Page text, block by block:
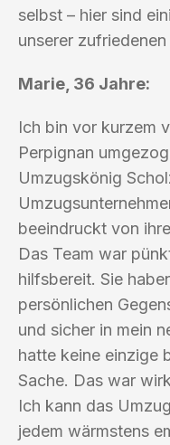
selbst – hier sind
unserer zufriedenen
Marie, 36 Jahre:
Ich bin vor kurzem
Perpignan
Umzugskönig
beeindruckt von
Das Team war
hilfsbereit. Sie
persönlichen
und sicher in mein
hatte keine einzige
Sache. Das war
Ich kann das
jedem wärmstens